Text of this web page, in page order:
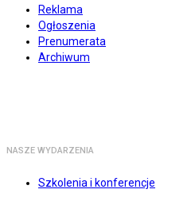
Reklama
Ogłoszenia
Prenumerata
Archiwum
NASZE WYDARZENIA
Szkolenia i konferencje